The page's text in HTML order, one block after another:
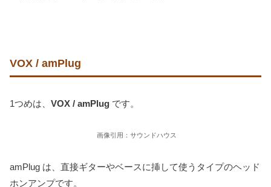
VOX / amPlug
1つめは、 VOX / amPlug です。
画像引用：サウンドハウス
amPlug は、直接ギターやベースに挿して使うタイプのヘッド
ホンアンプです。